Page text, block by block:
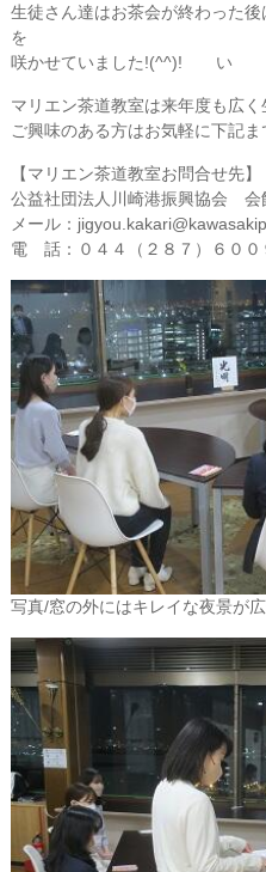
生徒さん達はお茶会が終わった
を
咲かせていました!(^^)! い
マリエン茶道教室は来年度も広く
ご興味のある方はお気軽に下記
【マリエン茶道教室お問合せ先】
公益社団法人川崎港振興協会 会
メール：
電 話：０４４（２８７）６００
写真/窓の外にはキレイな夜景が広